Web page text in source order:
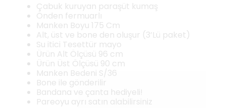
Çabuk kuruyan paraşüt kumaş
Önden fermuarlı
Manken Boyu 175 Cm
Alt, üst ve bone den oluşur (3’Lü paket)
Su itici Tesettür mayo
Ürün Alt Ölçüsü 96 cm
Ürün Üst Ölçüsü 90 cm
Manken Bedeni S/36
Bone ile gönderilir
Bandana ve çanta hediyeli!
Pareoyu ayrı satın alabilirsiniz